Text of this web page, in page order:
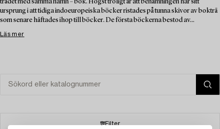
ursprung i att tidiga indoeuropeiska böcker ristades på tunna skivor av bokträ
som senare häftades ihop till böcker. De första böckerna bestod av...
Läs mer
Filter